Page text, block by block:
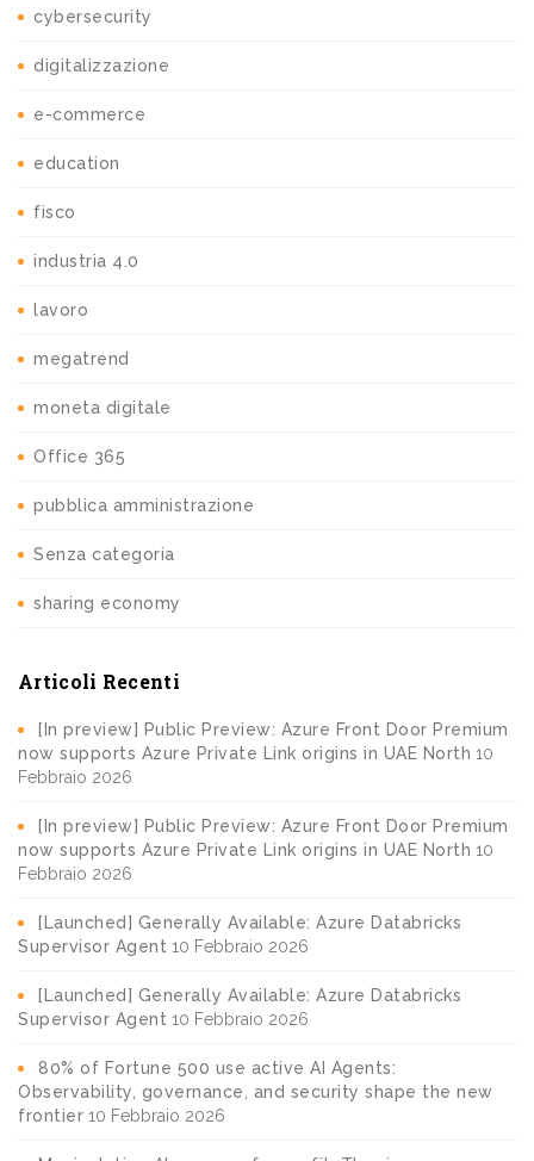
cybersecurity
digitalizzazione
e-commerce
education
fisco
industria 4.0
lavoro
megatrend
moneta digitale
Office 365
pubblica amministrazione
Senza categoria
sharing economy
Articoli Recenti
[In preview] Public Preview: Azure Front Door Premium
now supports Azure Private Link origins in UAE North 10
Febbraio 2026
[In preview] Public Preview: Azure Front Door Premium
now supports Azure Private Link origins in UAE North 10
Febbraio 2026
[Launched] Generally Available: Azure Databricks
Supervisor Agent 10 Febbraio 2026
[Launched] Generally Available: Azure Databricks
Supervisor Agent 10 Febbraio 2026
80% of Fortune 500 use active AI Agents:
Observability, governance, and security shape the new
frontier 10 Febbraio 2026